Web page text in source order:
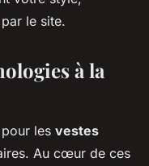
le site.
à la
les vestes
Au cœur de ces